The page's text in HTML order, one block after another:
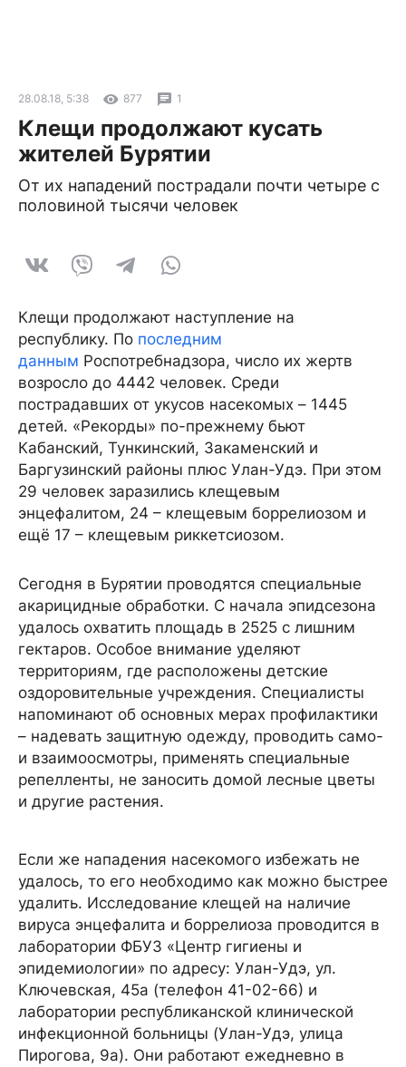
28.08.18, 5:38 877 1
Клещи продолжают кусать
жителей Бурятии
От их нападений пострадали почти четыре с
половиной тысячи человек
Клещи продолжают наступление на
республику. По последним
данным Роспотребнадзора, число их жертв
возросло до 4442 человек. Среди
пострадавших от укусов насекомых – 1445
детей. «Рекорды» по-прежнему бьют
Кабанский, Тункинский, Закаменский и
Баргузинский районы плюс Улан-Удэ. При этом
29 человек заразились клещевым
энцефалитом, 24 – клещевым боррелиозом и
ещё 17 – клещевым риккетсиозом.
Сегодня в Бурятии проводятся специальные
акарицидные обработки. С начала эпидсезона
удалось охватить площадь в 2525 с лишним
гектаров. Особое внимание уделяют
территориям, где расположены детские
оздоровительные учреждения. Специалисты
напоминают об основных мерах профилактики
– надевать защитную одежду, проводить само-
и взаимоосмотры, применять специальные
репелленты, не заносить домой лесные цветы
и другие растения.
Если же нападения насекомого избежать не
удалось, то его необходимо как можно быстрее
удалить. Исследование клещей на наличие
вируса энцефалита и боррелиоза проводится в
лаборатории ФБУЗ «Центр гигиены и
эпидемиологии» по адресу: Улан-Удэ, ул.
Ключевская, 45а (телефон 41-02-66) и
лаборатории республиканской клинической
инфекционной больницы (Улан-Удэ, улица
Пирогова, 9а). Они работают ежедневно в